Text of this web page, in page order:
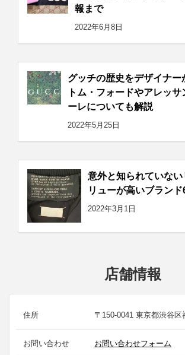
報まで
2022年6月8日
グッチの歴史をデザイナー
トム・フォードやアレッ
ーレについても解説
2022年5月25日
意外と知られていな
リューが高いブランド
2022年3月1日
店舗情報
住所 〒150-0041 東京都渋谷区
お問い合わせ お問い合わせフォーム